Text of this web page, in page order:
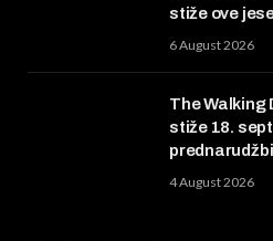
stiže ove
6 August 2026
The Walking
stiže 18.
4 August 2026